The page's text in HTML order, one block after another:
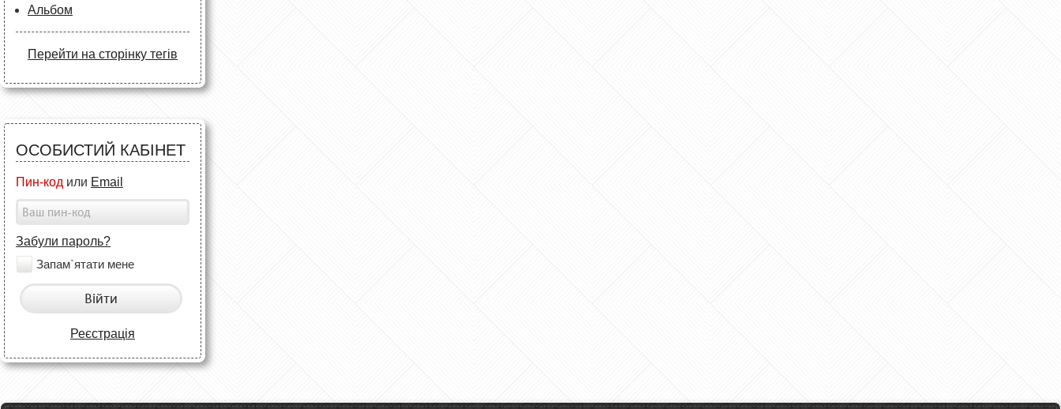
Альбом
Перейти на сторінку тегів
ОСОБИСТИЙ КАБІНЕТ
Пин-код или Email
Забули пароль?
Запам`ятати мене
Війти
Реєстрація